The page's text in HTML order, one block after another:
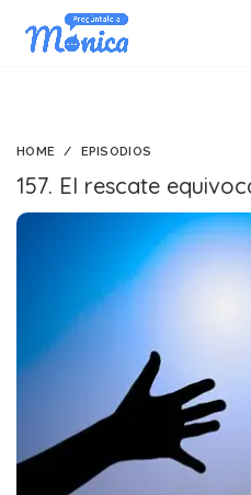
HOME EPISODIOS
157. El rescate